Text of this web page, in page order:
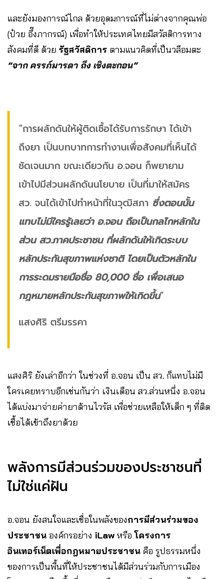
และยังมองการณ์ไกล ด้วยอุดมการณ์ที่ไม่ต่างจากคุณพ่อ
(ป๋วย อึ๊งภากรณ์) เพื่อทำให้ประเทศไทยมีสวัสดิการทาง
สังคมที่ดี ด้วย รัฐสวัสดิการ ตามแนวคิดที่เป็นวลีอมตะ
“จาก ครรภ์มารดา ถึง เชิงตะกอน”
“การผลักดันให้ผู้ติดเชื้อได้รับการรักษา ได้เข้า
ถึงยา เป็นบทบาทการทำงานเพื่อสังคมที่เห็นได้
ชัดเจนมาก ขณะเดียวกัน อ.จอน ก็พยายาม
เข้าไปมีส่วนผลักดันนโยบาย เป็นที่มาให้สมัคร
สว. จนได้เข้าไปทำหน้าที่ในวุฒิสภา ซึ่งตอนนั้น
แทบไม่มีใครรู้เลยว่า อ.จอน ถือเป็นกลไกหลักใน
ส่วน สว.ภาคประชาชน ที่ผลักดันให้เกิดระบบ
หลักประกันสุขภาพแห่งชาติ โดยเป็นตัวหลักใน
การระดมรายมือชื่อ 80,000 ชื่อ เพื่อเสนอ
กฎหมายหลักประกันสุขภาพให้เกิดขึ้น”
แสงศิริ ตรีมรรคา
แสงศิริ ยังเล่าอีกว่า ในช่วงที่ อ.จอน เป็น สว. ก็แทบไม่มี
ใครเคยทราบอีกเช่นกันว่า เงินเดือน สว.ส่วนหนึ่ง อ.จอน
ได้แบ่งมาจ่ายค่ายาต้านไวรัส เพื่อช่วยเหลือให้เด็ก ๆ ที่ติด
เชื้อได้เข้าถึงยาด้วย
พลังการมีส่วนร่วมของประชาชนที่
ไม่ใช่แค่ฝัน
อ.จอน ยังสนใจและเชื่อในพลังของการมีส่วนร่วมของ
ประชาชน องค์กรอย่าง iLawหรือโครงการ
อินเทอร์เน็ตเพื่อกฎหมายประชาชน คือ รูปธรรมหนึ่ง
ของการเป็นพื้นที่ให้ประชาชนได้มีส่วนร่วมกับการเมือง